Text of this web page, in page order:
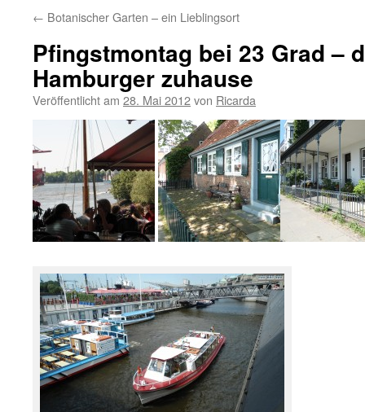
← Botanischer Garten – ein Lieblingsort
Pfingstmontag bei 23 Grad –
Hamburger zuhause
Veröffentlicht am 28. Mai 2012von Ricarda